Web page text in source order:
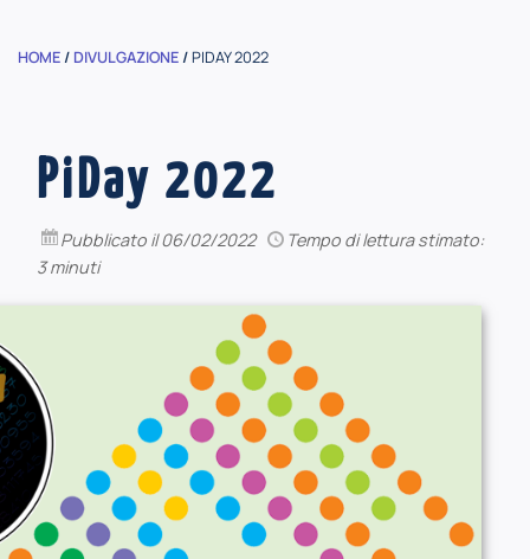
HOME/ DIVULGAZIONE/PIDAY 2022
PiDay 2022
Pubblicato il 06/02/2022
Tempo di lettura stimato:
3 minuti